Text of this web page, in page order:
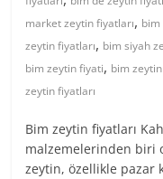
market zeytin fiyatları,
zeytin fiyatları, bim siyah
bim zeytin fiyati, bim
zeytin fiyatları
Bim zeytin fiyatları
malzemelerinden biri
zeytin, özellikle pazar